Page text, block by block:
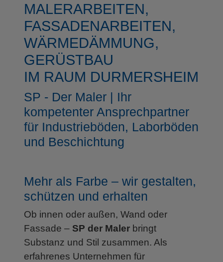
MALERARBEITEN,
FASSADENARBEITEN,
WÄRMEDÄMMUNG,
GERÜSTBAU
IM RAUM DURMERSHEIM
SP - Der Maler | Ihr
kompetenter Ansprechpartner
für Industrieböden, Laborböden
und Beschichtung
Mehr als Farbe – wir gestalten,
schützen und erhalten
Ob innen oder außen, Wand oder
Fassade – SP der Maler bringt
Substanz und Stil zusammen. Als
erfahrenes Unternehmen für